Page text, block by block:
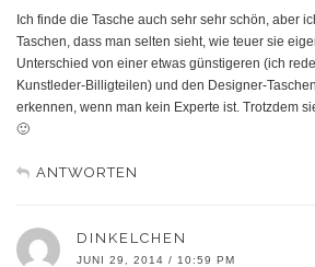
Ich finde die Tasche auch sehr sehr schön, aber
Taschen, dass man selten sieht, wie teuer sie
Unterschied von einer etwas günstigeren (ich
Kunstleder-Billigteilen) und den Designer-
erkennen, wenn man kein Experte ist. Trotzdem
🙂
ANTWORTEN
DINKELCHEN
JUNI 29, 2014 / 10:59 PM